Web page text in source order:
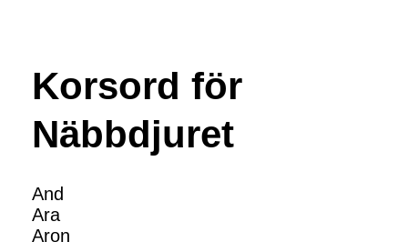
Korsord för
Näbbdjuret
And
Ara
Aron